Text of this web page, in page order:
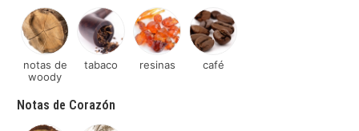
notas de
woody
tabaco resinas café
Notas de Corazón